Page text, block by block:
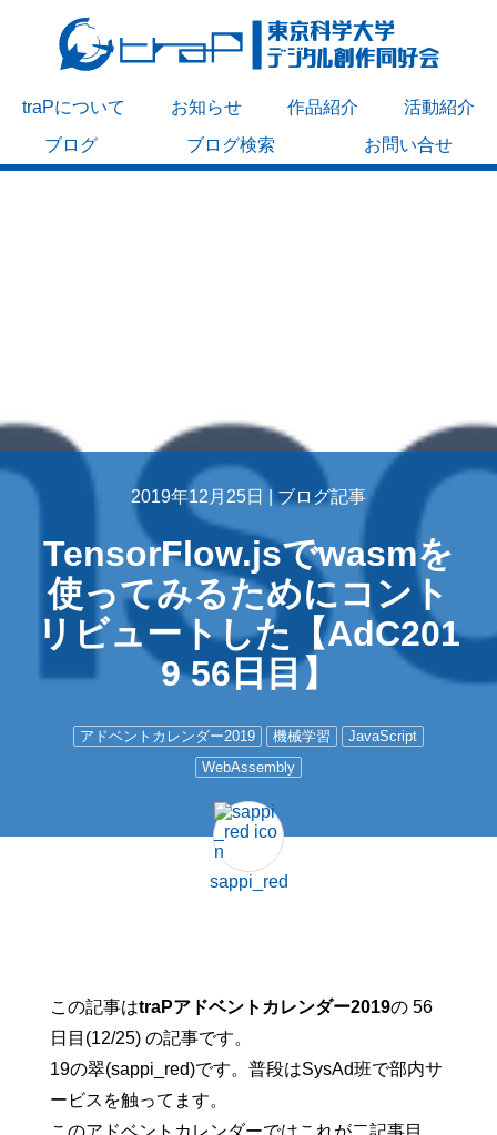
traPについて お知らせ 作品紹介
活動紹介
ブログ
ブログ検索 お問い合せ
2019年12月25日 | ブログ記事
TensorFlow.jsでwasmを
使ってみるためにコント
リビュートした【AdC201
9 56日目】
アドベントカレンダー2019 機械学習
JavaScript
WebAssembly
sappi_red
この記事はtraPアドベントカレンダー2019の 56
日目(12/25) の記事です。
19の翠(sappi_red)です。普段はSysAd班で部内サ
ービスを触ってます。
このアドベントカレンダーではこれが二記事目